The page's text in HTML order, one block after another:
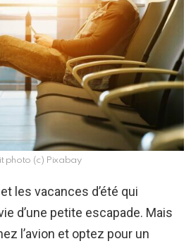
photo (c) Pixabay
les vacances d’été qui
d’une petite escapade. Mais
l’avion et optez pour un